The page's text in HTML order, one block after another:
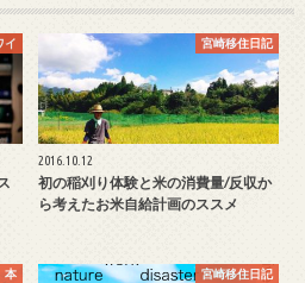
イ 宮崎移住日記
2016.10.12
初の稲刈り体験と米の消費量/反収か
ら考えたお米自給計画のススメ
本 宮崎移住日記